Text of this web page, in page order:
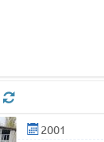
2001